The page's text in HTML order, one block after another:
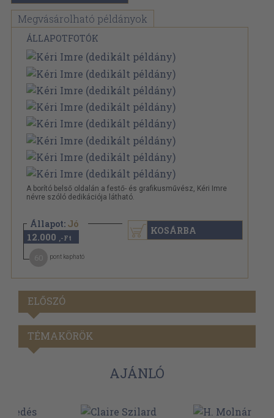
Megvásárolható példányok
ÁLLAPOTFOTÓK
A borító belső oldalán a festő- és grafikusművész, Kéri Imre
névre szóló dedikációja látható.
Állapot: Jó
12.000 ,-Ft
pont kapható
KOSÁRBA
ELŐSZÓ
TÉMAKÖRÖK
AJÁNLÓ